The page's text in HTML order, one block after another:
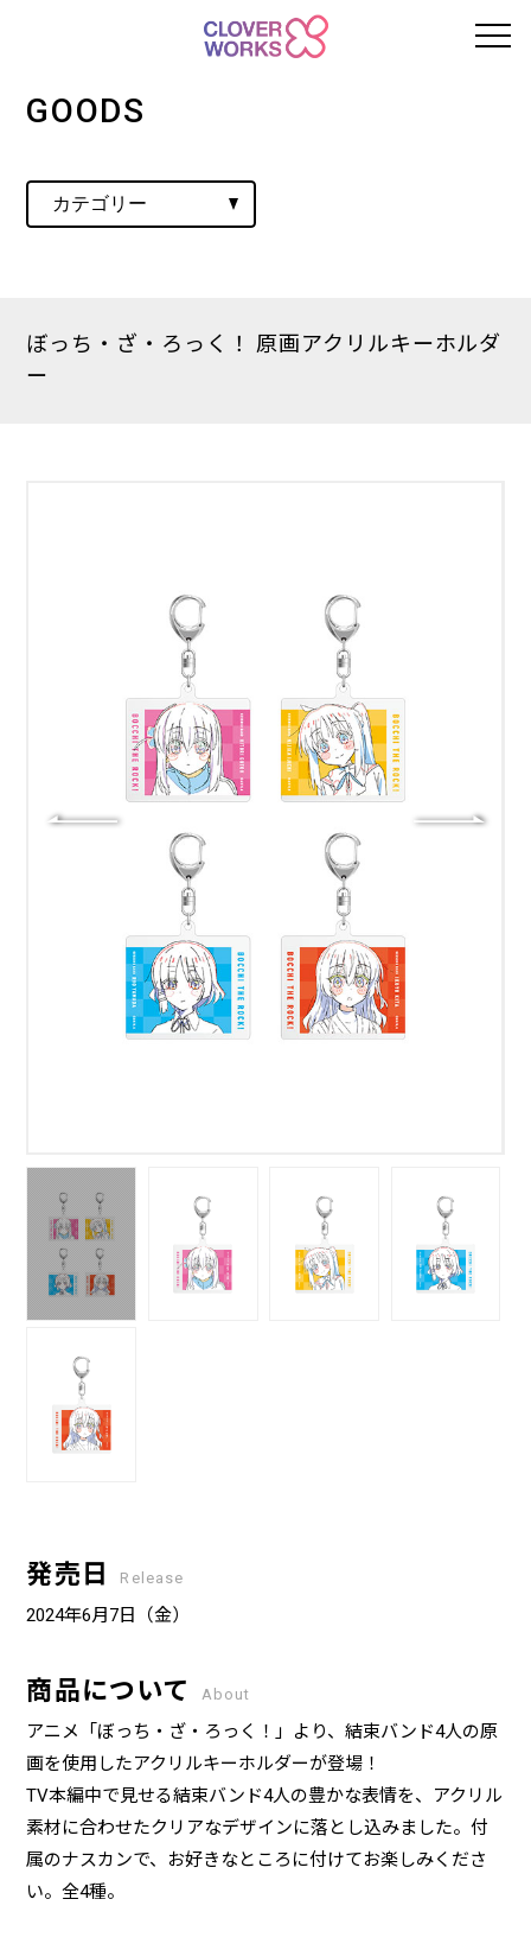
GOODS
ぼっち・ざ・ろっく！ 原画アクリルキーホルダ
ー
発売日 Release
2024年6月7日（金）
商品について About
アニメ「ぼっち・ざ・ろっく！」より、結束バンド4人の原
画を使用したアクリルキーホルダーが登場！
TV本編中で見せる結束バンド4人の豊かな表情を、アクリル
素材に合わせたクリアなデザインに落とし込みました。付
属のナスカンで、お好きなところに付けてお楽しみくださ
い。全4種。